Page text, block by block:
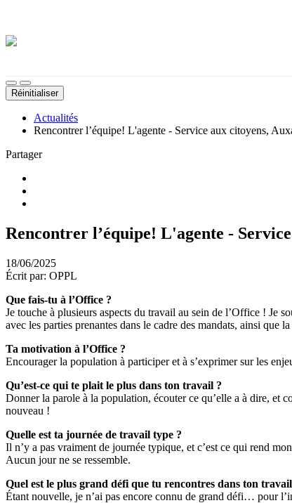
Réinitialiser
Actualités
Rencontrer l’équipe! L'agente - Service aux citoyens,
Partager
Rencontrer l’équipe! L'agente -
18/06/2025
Écrit par: OPPL
Que fais-tu à l’Office ?
Je touche à plusieurs aspects du travail au sein de l’Office ! Je
avec les parties prenantes dans le cadre des mandats, ainsi
Ta motivation à l’Office ?
Encourager la population à participer et à s’exprimer sur les
Qu’est-ce qui te plait le plus dans ton travail ?
Donner la parole à la population, écouter ce qu’elle a à dire, et
nouveau !
Quelle est ta journée de travail type ?
Il n’y a pas vraiment de journée typique, et c’est ce qui rend
Aucun jour ne se ressemble.
Quel est le plus grand défi que tu rencontres dans ton
Étant nouvelle, je n’ai pas encore connu de grand défi… pour